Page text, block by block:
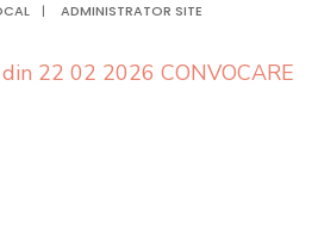
| ADMINISTRATOR SITE
22 02 2026 CONVOCARE